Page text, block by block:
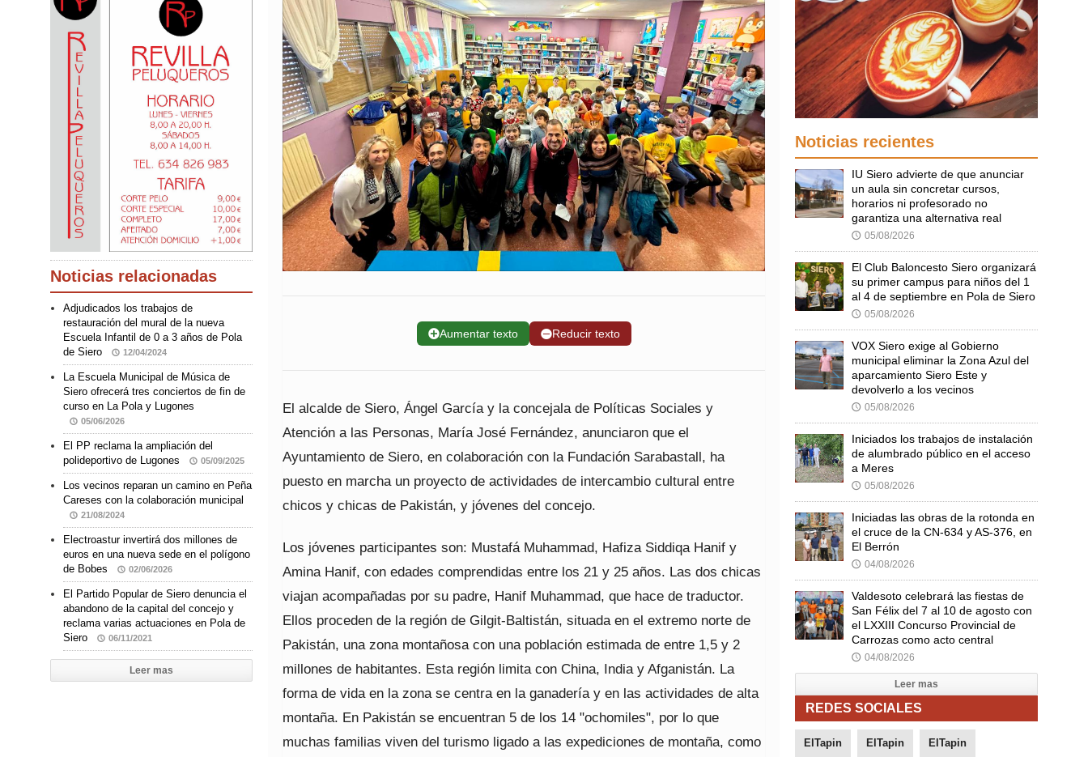
➕Aumentar texto ➖Reducir texto
El alcalde de Siero, Ángel García y la concejala de Políticas Sociales y
Atención a las Personas, María José Fernández, anunciaron que el
Ayuntamiento de Siero, en colaboración con la Fundación Sarabastall, ha
puesto en marcha un proyecto de actividades de intercambio cultural entre
chicos y chicas de Pakistán, y jóvenes del concejo.
Los jóvenes participantes son: Mustafá Muhammad, Hafiza Siddiqa Hanif y
Amina Hanif, con edades comprendidas entre los 21 y 25 años. Las dos chicas
viajan acompañadas por su padre, Hanif Muhammad, que hace de traductor.
Ellos proceden de la región de Gilgit-Baltistán, situada en el extremo norte de
Pakistán, una zona montañosa con una población estimada de entre 1,5 y 2
millones de habitantes. Esta región limita con China, India y Afganistán. La
forma de vida en la zona se centra en la ganadería y en las actividades de alta
montaña. En Pakistán se encuentran 5 de los 14 "ochomiles", por lo que
muchas familias viven del turismo ligado a las expediciones de montaña, como
Noticias relacionadas
Adjudicados los trabajos de
restauración del mural de la nueva
Escuela Infantil de 0 a 3 años de Pola
de Siero
12/04/2024
La Escuela Municipal de Música de
Siero ofrecerá tres conciertos de fin de
curso en La Pola y Lugones
05/06/2026
El PP reclama la ampliación del
polideportivo de Lugones
05/09/2025
Los vecinos reparan un camino en Peña
Careses con la colaboración municipal
21/08/2024
Electroastur invertirá dos millones de
euros en una nueva sede en el polígono
de Bobes
02/06/2026
El Partido Popular de Siero denuncia el
abandono de la capital del concejo y
reclama varias actuaciones en Pola de
Siero
06/11/2021
Leer mas
Noticias recientes
IU Siero advierte de que anunciar
un aula sin concretar cursos,
horarios ni profesorado no
garantiza una alternativa real
🕔 05/08/2026
El Club Baloncesto Siero organizará
su primer campus para niños del 1
al 4 de septiembre en Pola de Siero
🕔 05/08/2026
VOX Siero exige al Gobierno
municipal eliminar la Zona Azul del
aparcamiento Siero Este y
devolverlo a los vecinos
🕔 05/08/2026
Iniciados los trabajos de instalación
de alumbrado público en el acceso
a Meres
🕔 05/08/2026
Iniciadas las obras de la rotonda en
el cruce de la CN-634 y AS-376, en
El Berrón
🕔 04/08/2026
Valdesoto celebrará las fiestas de
San Félix del 7 al 10 de agosto con
el LXXIII Concurso Provincial de
Carrozas como acto central
🕔 04/08/2026
Leer mas
REDES SOCIALES
ElTapin ElTapin ElTapin